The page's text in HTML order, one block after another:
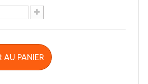
AU PANIER